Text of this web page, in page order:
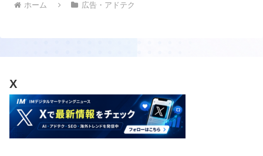
ホーム 広告・アドテク
X